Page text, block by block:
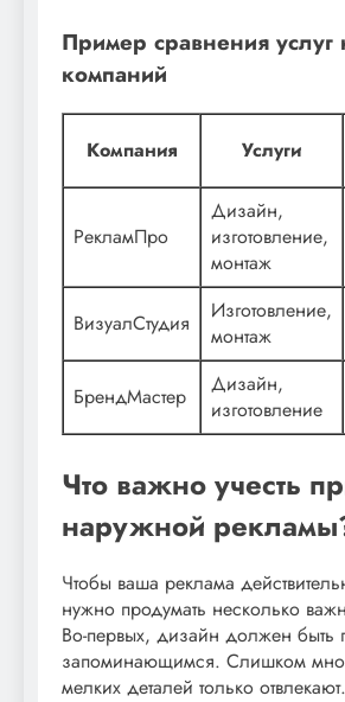
Пример сравнения услуг
компаний
Компания Услуги
РекламПро
Дизайн,
изготовление,
монтаж
ВизуалСтудия
Изготовление,
монтаж
БрендМастер
Дизайн,
изготовление
Что важно учесть
наружной
Чтобы ваша реклама
нужно продумать несколько
Во-первых, дизайн должен быть
запоминающимся. Слишком
мелких деталей только отвлекают.